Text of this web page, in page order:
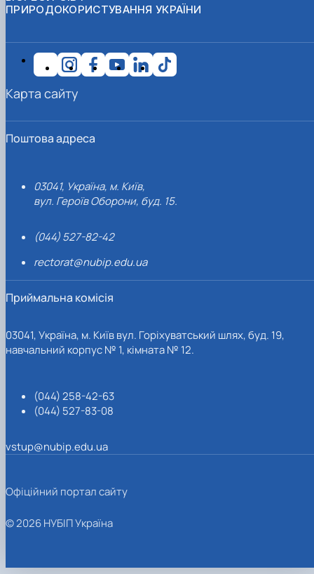
ПРИРОДОКОРИСТУВАННЯ УКРАЇНИ
Поштова адреса
03041, Україна, м. Київ,
вул. Героїв Оборони, буд. 15.
(044) 527-82-42
rectorat@nubip.edu.ua
Приймальна комісія
03041, Україна, м. Київ вул. Горіхуватський шлях, буд. 19,
навчальний корпус № 1, кімната № 12.
(044) 258-42-63
(044) 527-83-08
vstup@nubip.edu.ua
Карта сайту
Офіційний портал сайту
© 2026 НУБІП Україна